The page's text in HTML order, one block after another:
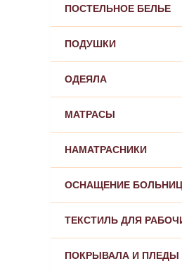
ПОСТЕЛЬНОЕ БЕЛЬЕ
ПОДУШКИ
ОДЕЯЛА
МАТРАСЫ
НАМАТРАСНИКИ
ОСНАЩЕНИЕ БОЛЬНИЦ
ТЕКСТИЛЬ ДЛЯ
ПОКРЫВАЛА И ПЛЕДЫ